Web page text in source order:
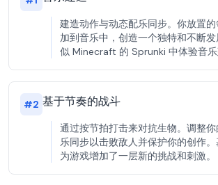
建造动作与动态配乐同步。你放置
加到音乐中，创造一个独特和不断
似 Minecraft 的 Sprunki 中体验音乐
#2 基于节奏的战斗
通过按节拍打击来对抗生物。调整
乐同步以击败敌人并保护你的创作
为游戏增加了一层新的挑战和刺激。